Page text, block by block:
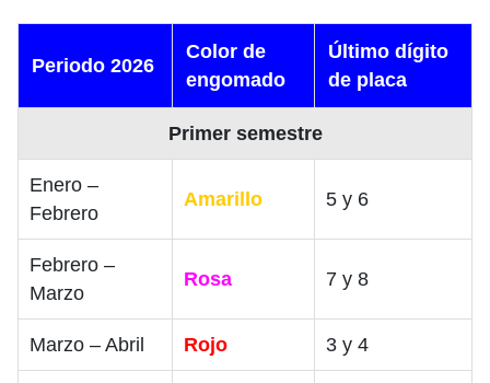
Periodo 2026
Color de
engomado
Último dígito
de placa
Primer semestre
Enero –
Febrero
Amarillo 5 y 6
Febrero –
Marzo
Rosa 7 y 8
Marzo – Abril Rojo 3 y 4